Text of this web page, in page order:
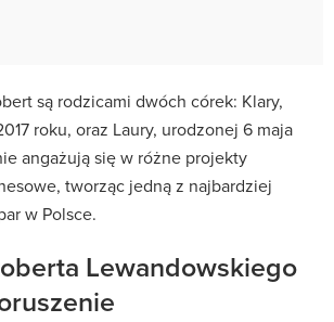
są rodzicami dwóch córek: Klary,
roku, oraz Laury, urodzonej 6 maja
angażują się w różne projekty
tworząc jedną z najbardziej
w Polsce.
Lewandowskiego